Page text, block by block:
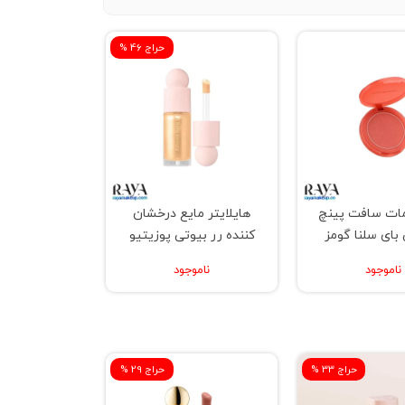
سافت پینچ
بای سلنا گومز
ناموجود
% حراج 46
هایلایتر مایع درخشان
کننده رر بیوتی پوزیتیو
ناموجود
% حراج 33 % حراج 29